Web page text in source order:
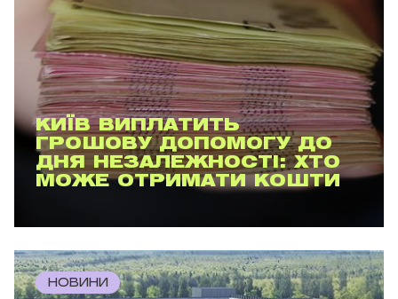
КИЇВ ВИПЛАТИТЬ
ГРОШОВУ ДОПОМОГУ ДО
ДНЯ НЕЗАЛЕЖНОСТІ: ХТО
МОЖЕ ОТРИМАТИ КОШТИ
НОВИНИ